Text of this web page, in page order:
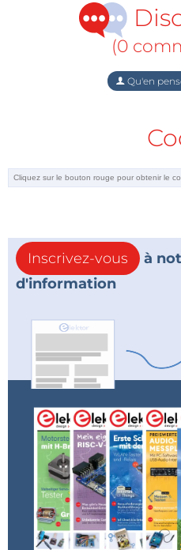
(0
Qu'en
Inscrivez-vous
à
d'information